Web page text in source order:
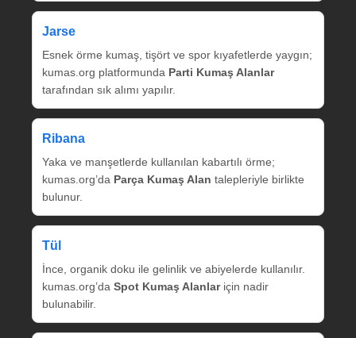
Jarse
Esnek örme kumaş, tişört ve spor kıyafetlerde yaygın;
kumas.org platformunda Parti Kumaş Alanlar
tarafından sık alımı yapılır.
Ribana
Yaka ve manşetlerde kullanılan kabartılı örme;
kumas.org’da Parça Kumaş Alan talepleriyle birlikte
bulunur.
Tül
İnce, organik doku ile gelinlik ve abiyelerde kullanılır.
kumas.org’da Spot Kumaş Alanlariçin nadir
bulunabilir.